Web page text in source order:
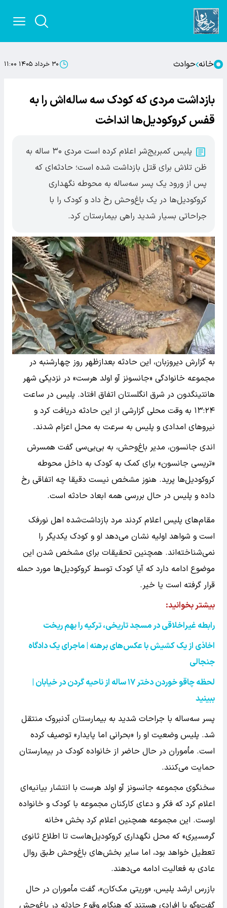
خانه حوادث ۳۰ خرداد ۱۴۰۵ ۱۱:۰۰
بازداشت مردی که کودک سه ساله‌اش را به
قفس کروکودیل‌ها انداخت
پلیس کمبریج‌شر اعلام کرده است مردی ۳۰ ساله به
ظن تلاش برای قتل بازداشت شده است؛ حادثه‌ای که
پس از ورود یک پسر سه‌ساله به محوطه نگهداری
کروکودیل‌ها در یک باغ‌وحش رخ داد و کودک را با
جراحاتی بسیار شدید راهی بیمارستان کرد.
به گزارش دیروزبان، این حادثه بعدازظهر روز چهارشنبه در
مجموعه خانوادگی «جانسونز آو اولد هرست» در نزدیکی شهر
هانتینگدون در شرق انگلستان اتفاق افتاد. پلیس در ساعت
۱۳:۲۴ به وقت محلی گزارشی از این حادثه دریافت کرد و
نیروهای امدادی و پلیس به سرعت به محل اعزام شدند.
اندی جانسون، مدیر باغ‌وحش، به بی‌بی‌سی گفت همسرش
«تریسی جانسون» برای کمک به کودک به داخل محوطه
کروکودیل‌ها پرید. هنوز مشخص نیست دقیقا چه اتفاقی رخ
داده و پلیس در حال بررسی همه ابعاد حادثه است.
مقام‌های پلیس اعلام کردند مرد بازداشت‌شده اهل نورفک
است و شواهد اولیه نشان می‌دهد او و کودک یکدیگر را
نمی‌شناخته‌اند. همچنین تحقیقات برای مشخص شدن این
موضوع ادامه دارد که آیا کودک توسط کروکودیل‌ها مورد حمله
قرار گرفته است یا خیر.
بیشتر بخوانید:‌
رابطه غیراخلاقی در مسجد تاریخی، ترکیه را بهم ریخت
اخاذی از یک کشیش با عکس‌های برهنه | ماجرای یک دادگاه
جنجالی
لحظه چاقو خوردن دختر۱۷ساله از ناحیه گردن در خیابان |
ببینید
پسر سه‌ساله با جراحات شدید به بیمارستان آدنبروک منتقل
شد. پلیس وضعیت او را «بحرانی اما پایدار» توصیف کرده
است. مأموران در حال حاضر از خانواده کودک در بیمارستان
حمایت می‌کنند.
سخنگوی مجموعه جانسونز آو اولد هرست با انتشار بیانیه‌ای
اعلام کرد که فکر و دعای کارکنان مجموعه با کودک و خانواده
اوست. این مجموعه همچنین اعلام کرد بخش «خانه
گرمسیری» که محل نگهداری کروکودیل‌هاست تا اطلاع ثانوی
تعطیل خواهد بود، اما سایر بخش‌های باغ‌وحش طبق روال
عادی به فعالیت ادامه می‌دهند.
بازرس ارشد پلیس، «وریتی مک‌کان»، گفت مأموران در حال